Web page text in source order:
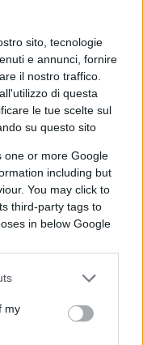
sito, tecnologie
e annunci, fornire
il nostro traffico.
di questa
le tue scelte sul
su questo sito
one or more Google
including but
You may click to
third-party tags to
in below Google
my
dal Paese
limitati ai
dal governo
sbagliata, ma che
destra.
convinto che la
la zona
non confina
avere l’onestà